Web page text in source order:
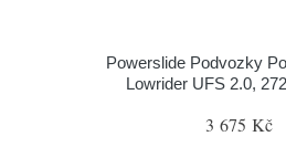
Powerslide Podvozky
Lowrider UFS 2.0,
3 675 Kč